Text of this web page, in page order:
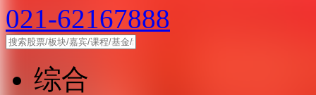
021-62167888
综合